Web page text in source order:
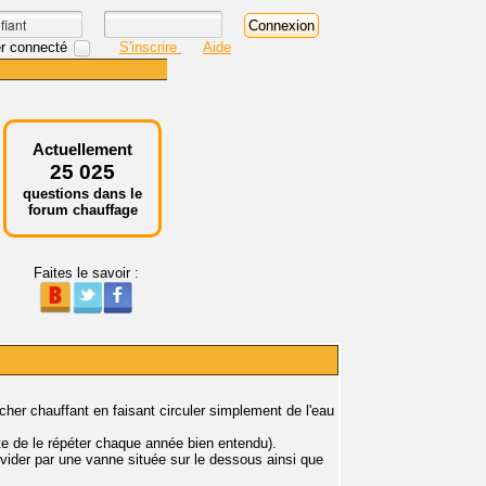
connecté S'inscrire Aide
Actuellement
25 025
questions dans le
forum chauffage
Faites le savoir :
chauffant en faisant circuler simplement de l'eau
le répéter chaque année bien entendu).
par une vanne située sur le dessous ainsi que